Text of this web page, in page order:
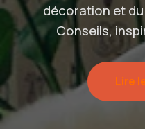
décoration et
Conseils,
Lire